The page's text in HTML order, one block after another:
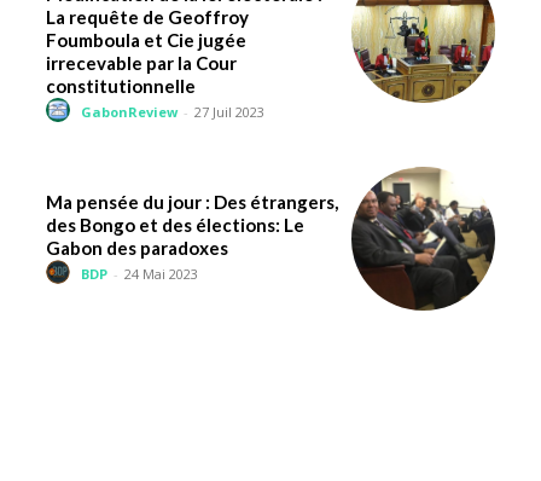
La requête de Geoffroy
Foumboula et Cie jugée
irrecevable par la Cour
constitutionnelle
GabonReview - 27 Juil 2023
Ma pensée du jour : Des étrangers,
des Bongo et des élections: Le
Gabon des paradoxes
BDP - 24 Mai 2023